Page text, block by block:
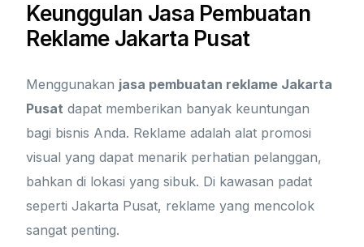
Keunggulan Jasa Pembuatan
Reklame Jakarta Pusat
Menggunakan jasa pembuatan reklame Jakarta
Pusat dapat memberikan banyak keuntungan
bagi bisnis Anda. Reklame adalah alat promosi
visual yang dapat menarik perhatian pelanggan,
bahkan di lokasi yang sibuk. Di kawasan padat
seperti Jakarta Pusat, reklame yang mencolok
sangat penting.